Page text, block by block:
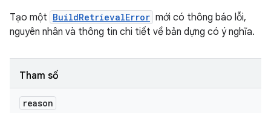
Tạo một BuildRetrievalError mới có thông báo lỗi,
nguyên nhân và thông tin chi tiết về bản dựng có ý nghĩa.
Tham số
reason